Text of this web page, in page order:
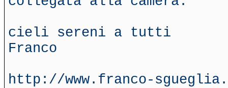
cieli sereni a tutti
Franco
http://www.franco-